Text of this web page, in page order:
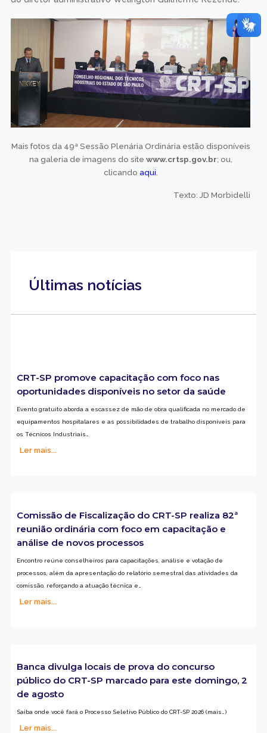
Mais fotos da 49ª Sessão Plenária Ordinária estão disponíveis
na galeria de imagens do site www.crtsp.gov.br; ou,
clicando aqui
Texto: JD Morbidelli
Últimas notícias
CRT-SP promove capacitação com foco nas
oportunidades disponíveis no setor da saúde
Evento gratuito aborda a escassez de mão de obra qualificada no mercado de
equipamentos hospitalares e as possibilidades de trabalho disponíveis para
os Técnicos Industriais…
Ler mais...
Comissão de Fiscalização do CRT-SP realiza 82ª
reunião ordinária com foco em capacitação e
análise de novos processos
Encontro reúne conselheiros para capacitações, análise e votação de
processos, além da apresentação do relatório semestral das atividades da
comissão, reforçando a atuação técnica e…
Ler mais...
Banca divulga locais de prova do concurso
público do CRT-SP marcado para este domingo, 2
de agosto
Saiba onde você fará o Processo Seletivo Público do CRT-SP 2026 (mais…)
Ler mais...